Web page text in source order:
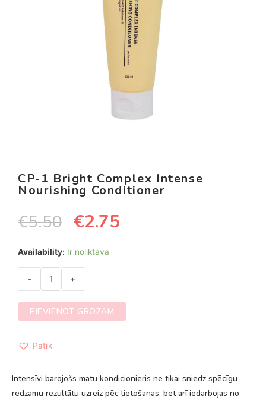
CP-1 Bright Complex Intense
Nourishing Conditioner
€5.50 €2.75
Availability: Ir noliktavā
- +
PIEVIENOT GROZAM
Patīk
Intensīvi barojošs matu kondicionieris ne tikai sniedz spēcīgu
redzamu rezultātu uzreiz pēc lietošanas, bet arī iedarbojas no